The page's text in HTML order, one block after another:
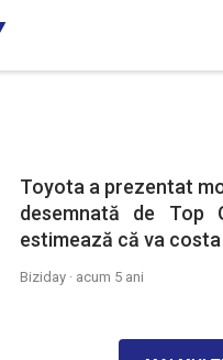
Toyota a prezentat
desemnată de Top
estimează că va
Biziday · acum 5 ani